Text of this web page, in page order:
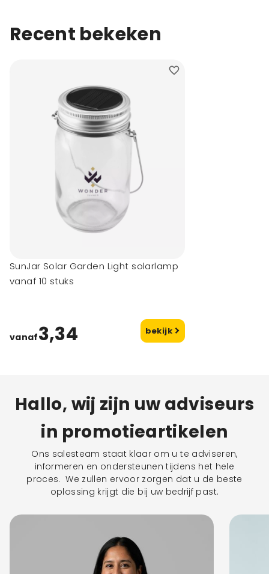
Recent bekeken
SunJar Solar Garden Light solarlamp
vanaf 10 stuks
vanaf3,34 bekijk
Hallo, wij zijn uw adviseurs
in promotieartikelen
Ons salesteam staat klaar om u te adviseren,
informeren en ondersteunen tijdens het hele
proces. We zullen ervoor zorgen dat u de beste
oplossing krijgt die bij uw bedrijf past.